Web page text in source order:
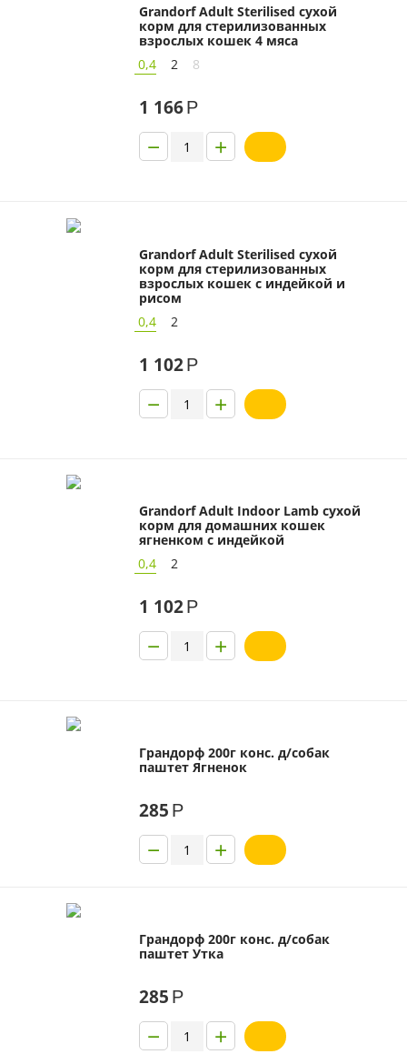
Grandorf Adult Sterilised сухой
корм для стерилизованных
взрослых кошек 4 мяса
0,4
2 8
1 166Р
+
−
Grandorf Adult Sterilised сухой
корм для стерилизованных
взрослых кошек с индейкой и
рисом
0,4
2
1 102Р
+
−
Grandorf Adult Indoor Lamb сухой
корм для домашних кошек
ягненком с индейкой
0,4
2
1 102Р
+
−
Грандорф 200г конс. д/собак
паштет Ягненок
285 Р
+
−
Грандорф 200г конс. д/собак
паштет Утка
285 Р
+
−